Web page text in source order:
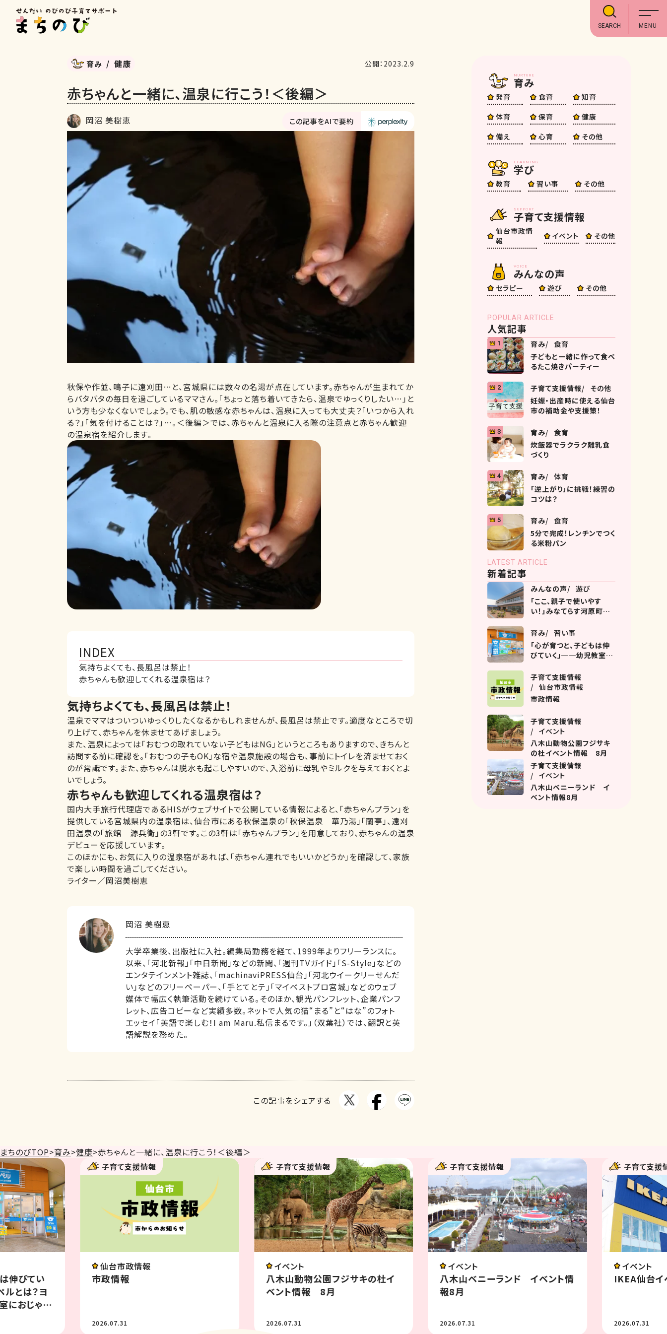
SEARCH
育み 健康 公開：2023.2.9
赤ちゃんと一緒に、温泉に行こう！＜後編＞
岡沼 美樹恵 この記事をAIで要約
秋保や作並、鳴子に遠刈田…と、宮城県には数々の名湯が点在しています。赤ちゃんが生まれてか
らバタバタの毎日を過ごしているママさん。「ちょっと落ち着いてきたら、温泉でゆっくりしたい…」と
いう方も少なくないでしょう。でも、肌の敏感な赤ちゃんは、温泉に入っても大丈夫？「いつから入れ
る？」「気を付けることは？」…。＜後編＞では、赤ちゃんと温泉に入る際の注意点と赤ちゃん歓迎
の温泉宿を紹介します。
INDEX
気持ちよくても、長風呂は禁止！
赤ちゃんも歓迎してくれる温泉宿は？
気持ちよくても、長風呂は禁止！
温泉でママはついついゆっくりしたくなるかもしれませんが、長風呂は禁止です。適度なところで切
り上げて、赤ちゃんを休ませてあげましょう。
また、温泉によっては「おむつの取れていない子どもはNG」というところもありますので、きちんと
訪問する前に確認を。「おむつの子もOK」な宿や温泉施設の場合も、事前にトイレを済ませておく
のが常識です。また、赤ちゃんは脱水も起こしやすいので、入浴前に母乳やミルクを与えておくとよ
いでしょう。
赤ちゃんも歓迎してくれる温泉宿は？
国内大手旅行代理店であるHISがウェブサイトで公開している情報によると、「赤ちゃんプラン」を
提供している宮城県内の温泉宿は、仙台市にある秋保温泉の「秋保温泉 華乃湯」「蘭亭」、遠刈
田温泉の「旅館 源兵衛」の3軒です。この3軒は「赤ちゃんプラン」を用意しており、赤ちゃんの温泉
デビューを応援しています。
このほかにも、お気に入りの温泉宿があれば、「赤ちゃん連れでもいいかどうか」を確認して、家族
で楽しい時間を過ごしてください。
ライター／岡沼美樹恵
岡沼 美樹恵
大学卒業後、出版社に入社。編集局勤務を経て、1999年よりフリーランスに。
以来、「河北新報」「中日新聞」などの新聞、「週刊TVガイド」「S-Style」などの
エンタテインメント雑誌、「machinaviPRESS仙台」「河北ウイークリーせんだ
い」などのフリーペーパー、「手とてとテ」「マイベストプロ宮城」などのウェブ
媒体で幅広く執筆活動を続けている。そのほか、観光パンフレット、企業パンフ
レット、広告コピーなど実績多数。ネットで人気の猫“まる”と“はな”のフォト
エッセイ「英語で楽しむ！I am Maru.私信まるです。」（双葉社）では、翻訳と英
語解説を務めた。
この記事をシェアする
NURTURE
育み
発育 食育
知育
体育
保育
健康
備え
心育 その他
LEARNING
学び
教育 習い事 その他
SUPPORT
子育て支援情報
仙台市政情
報
イベント その他
VOICE
みんなの声
セラピー 遊び その他
POPULAR ARTICLE
人気記事
1 育み
食育
子どもと一緒に作って食べ
るたこ焼きパーティー
2 子育て支援情報
その他
妊娠・出産時に使える仙台
市の補助金や支援策！
3 育み
食育
炊飯器でラクラク離乳食
づくり
4 育み
体育
「逆上がり」に挑戦！練習の
コツは？
5 育み
食育
5分で完成！レンチンでつく
る米粉パン
LATEST ARTICLE
新着記事
みんなの声
遊び
「ここ、親子で使いやす
い！」みなてらす河原町の
育み
習い事
「心が育つと、子どもは伸
びていく」──幼児教室コ
名坂教室におじゃましまし
た！
子育て支援情報
仙台市政情報
市政情報
子育て支援情報
イベント
八木山動物公園フジサキ
の杜イベント情報 8月
子育て支援情報
イベント
八木山ベニーランド イ
ベント情報8月
まちのびTOP>育み>健康>赤ちゃんと一緒に、温泉に行こう！＜後編＞
子育て支援情報
イベント
八木山動物公園フジサキの杜イ
2026.07.31
子育て支援情報
イベント
八木山ベニーランド イベント情
報8月
2026.07.31
子育て支援情報
イベント
IKEA仙台イベント情報 8月
2026.07.31
みんなの
遊び
子育て中の
2026.07.30